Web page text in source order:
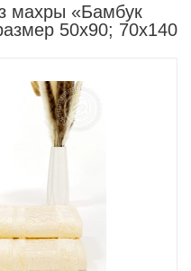
махры «Бамбук
50x90; 70x140